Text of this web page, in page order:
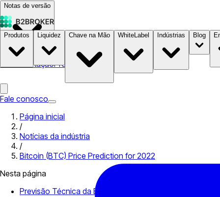
Notas de versão
DocumentaçãoPreços B2STORE
Produtos Liquidez Chave na Mão WhiteLabel Indústrias Blog
Fale conosco
Página inicial
/
Notícias da indústria
/
Bitcoin (BTC) Price Prediction for 2022
Nesta página
Previsão Técnica da Bitcoin para 2022